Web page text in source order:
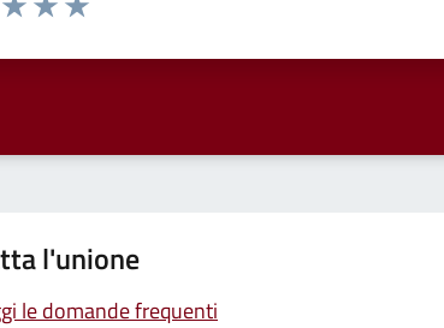
l'unione
le domande frequenti